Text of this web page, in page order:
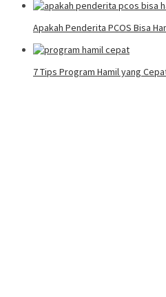
Apakah Penderita PCOS Bisa
7 Tips Program Hamil yang